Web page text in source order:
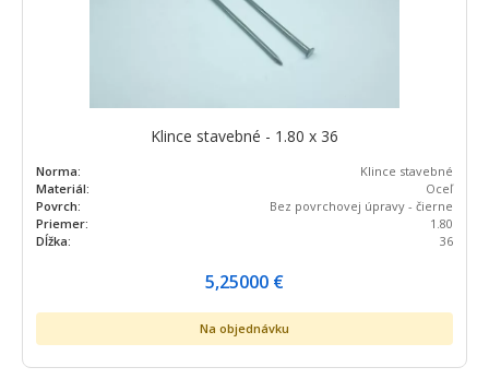
Klince stavebné - 1.80 x 36
Norma:
Klince stavebné
Materiál:
Oceľ
Povrch:
Bez povrchovej úpravy - čierne
Priemer:
1.80
Dĺžka:
36
5,25000 €
Na objednávku